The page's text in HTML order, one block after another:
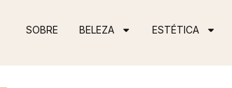
SOBRE BELEZA ESTÉTICA